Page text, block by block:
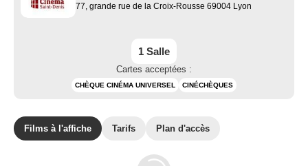
77, grande rue de la Croix-Rousse 69004 Lyon
1 Salle
Cartes acceptées :
CHÈQUE CINÉMA UNIVERSEL CINÉCHÈQUES
Films à l'affiche Tarifs Plan d'accès